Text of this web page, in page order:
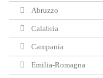
Abruzzo
Calabria
Campania
Emilia-Romagna